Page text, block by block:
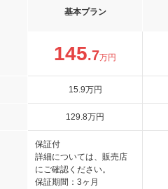
基本プラン
145.7万円
15.9万円
129.8万円
保証付
詳細については、販売店
にご確認ください。
保証期間：3ヶ月